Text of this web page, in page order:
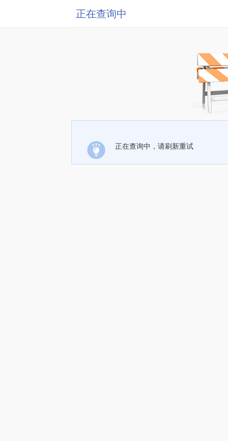
正在查询中
正在查询中，请刷新重试